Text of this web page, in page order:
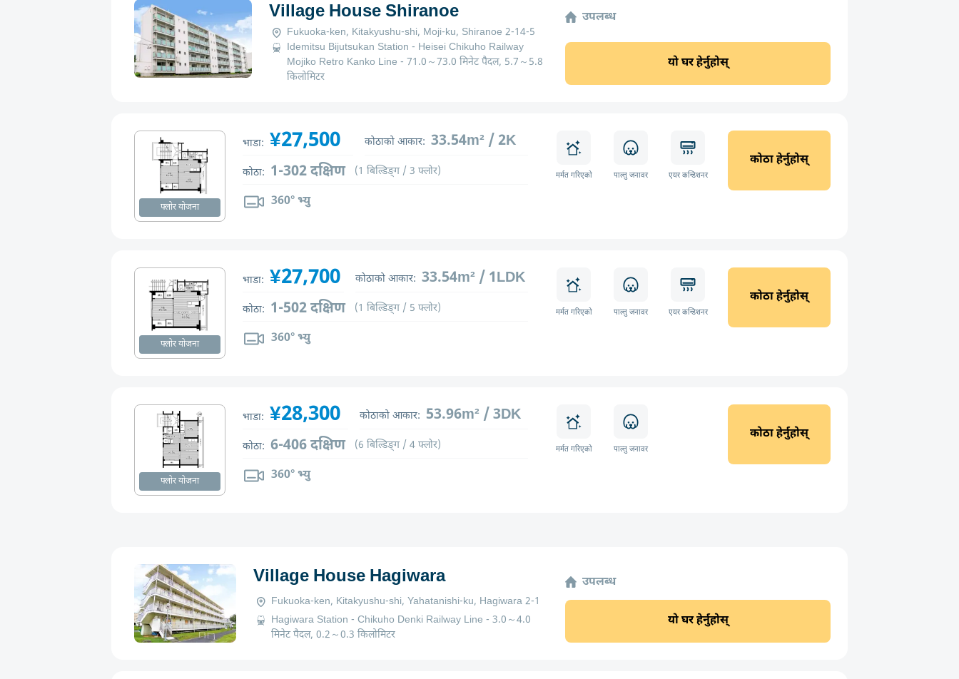
Village House Shiranoe
Fukuoka-ken, Kitakyushu-shi, Moji-ku, Shiranoe 2-14-5
Idemitsu Bijutsukan Station - Heisei Chikuho Railway
Mojiko Retro Kanko Line - 71.0～73.0 मिनेट पैदल, 5.7～5.8
किलोमिटर
उपलब्ध
यो घर हेर्नुहोस्
फ्लोर योजना
भाडा: ¥27,500 कोठाको आकार: 33.54m² / 2K
कोठा: 1-302 दक्षिण (1 बिल्डिङ्ग / 3 फ्लोर)
360° भ्यु
मर्मत गरिएको पाल्तु जनावर एयर कन्डिशनर
कोठा हेर्नुहोस्
फ्लोर योजना
भाडा: ¥27,700 कोठाको आकार: 33.54m² / 1LDK
कोठा: 1-502 दक्षिण (1 बिल्डिङ्ग / 5 फ्लोर)
360° भ्यु
मर्मत गरिएको पाल्तु जनावर एयर कन्डिशनर
कोठा हेर्नुहोस्
फ्लोर योजना
भाडा: ¥28,300 कोठाको आकार: 53.96m² / 3DK
कोठा: 6-406 दक्षिण (6 बिल्डिङ्ग / 4 फ्लोर)
360° भ्यु
मर्मत गरिएको पाल्तु जनावर
कोठा हेर्नुहोस्
Village House Hagiwara
Fukuoka-ken, Kitakyushu-shi, Yahatanishi-ku, Hagiwara 2-1
Hagiwara Station - Chikuho Denki Railway Line - 3.0～4.0
मिनेट पैदल, 0.2～0.3 किलोमिटर
उपलब्ध
यो घर हेर्नुहोस्